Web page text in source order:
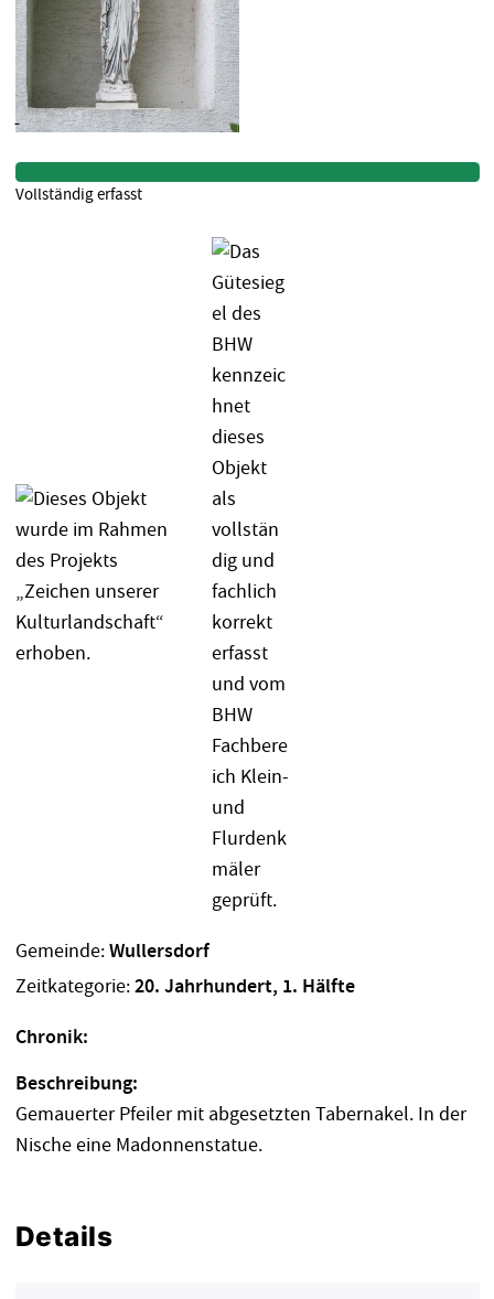
Gemeinde:Wullersdorf
Zeitkategorie:20. Jahrhundert, 1. Hälfte
Chronik:
Beschreibung:
Gemauerter Pfeiler mit abgesetzten Tabernakel. In der
Nische eine Madonnenstatue.
Details
Vollständig erfasst